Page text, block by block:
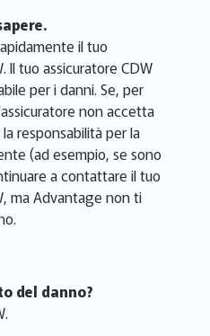
il tuo
Il tuo assicuratore CDW
per i danni. Se, per
non accetta
responsabilità per la
(ad esempio, se sono
a contattare il tuo
ma Advantage non ti
del danno?